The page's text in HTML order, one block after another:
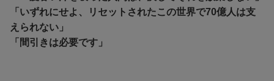
「いずれにせよ、リセットされたこの世界で70億人は支
えられない」
「間引きは必要です」